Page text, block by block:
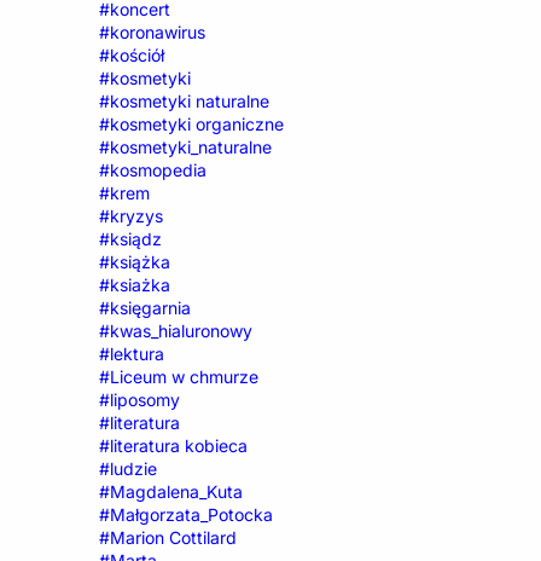
#koncert
#koronawirus
#kościół
#kosmetyki
#kosmetyki naturalne
#kosmetyki organiczne
#kosmetyki_naturalne
#kosmopedia
#krem
#kryzys
#ksiądz
#książka
#ksiażka
#księgarnia
#kwas_hialuronowy
#lektura
#Liceum w chmurze
#liposomy
#literatura
#literatura kobieca
#ludzie
#Magdalena_Kuta
#Małgorzata_Potocka
#Marion Cottilard